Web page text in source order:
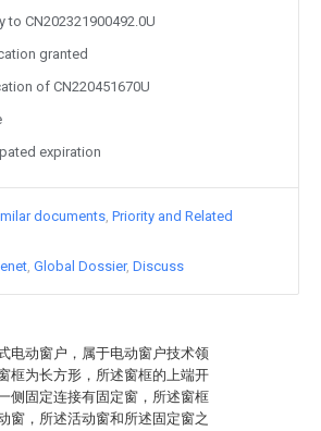
电动窗户，属于电动窗户技术领
框为长方形，所述窗框的上端开
侧固定连接有固定窗，所述窗框
窗，所述活动窗和所述固定窗之
to CN202321900492.0U
granted
of CN220451670U
expiration
documents Priority and Related
Global Dossier Discuss